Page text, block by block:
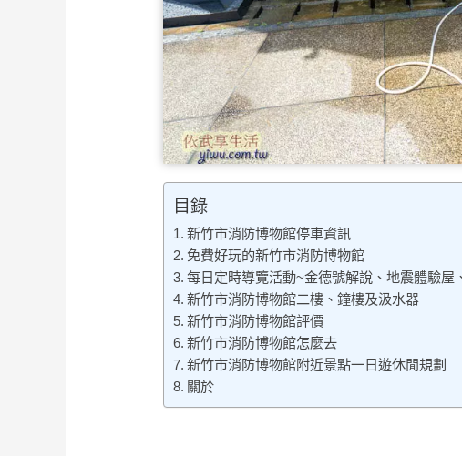
目錄
新竹市消防博物館停車資訊
免費好玩的新竹市消防博物館
每日定時導覽活動~金德號解說、地震體驗屋
新竹市消防博物館二樓、鐘樓及汲水器
新竹市消防博物館評價
新竹市消防博物館怎麼去
新竹市消防博物館附近景點一日遊休閒規劃
關於